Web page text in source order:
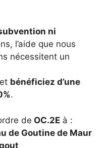
ni
l’aide que nous
nécessitent un
bénéficiez d’une
.
de OC.2E à :
de Goutine de Maur